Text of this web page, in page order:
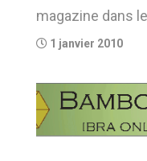
magazine dans
1 janvier 2010